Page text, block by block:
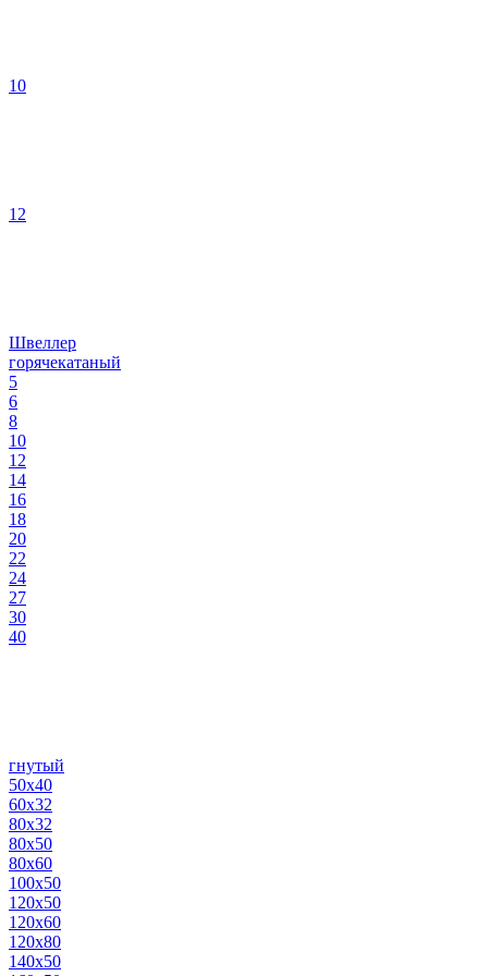
10
12
Швеллер
горячекатаный
5
6
8
10
12
14
16
18
20
22
24
27
30
40
гнутый
50х40
60х32
80х32
80х50
80х60
100х50
120х50
120х60
120х80
140х50